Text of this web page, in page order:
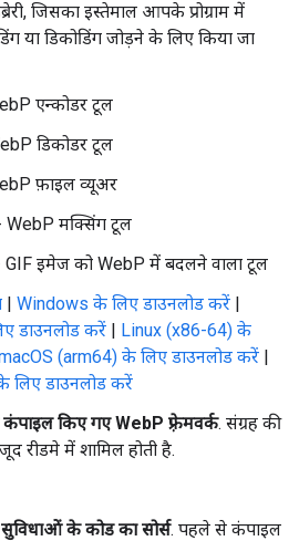
जिसका इस्तेमाल आपके प्रोग्राम में
या डिकोडिंग जोड़ने के लिए किया जा
एन्कोडर टूल
डिकोडर टूल
फ़ाइल व्यूअर
WebP मक्सिंग टूल
GIF इमेज को WebP में बदलने वाला टूल
| Windows के लिए डाउनलोड करें |
डाउनलोड करें | Linux (x86-64) के
(arm64) के लिए डाउनलोड करें |
लिए डाउनलोड करें
किए गए WebP फ़्रेमवर्क. संग्रह की
रीडमे में शामिल होती है.
के कोड का सोर्स. पहले से कंपाइल